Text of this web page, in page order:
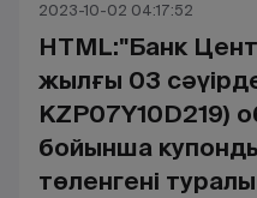
2023-10-02 04:17:52
HTML:"Банк
жылғы 03
KZP07Y10D219)
бойынша
төленгені